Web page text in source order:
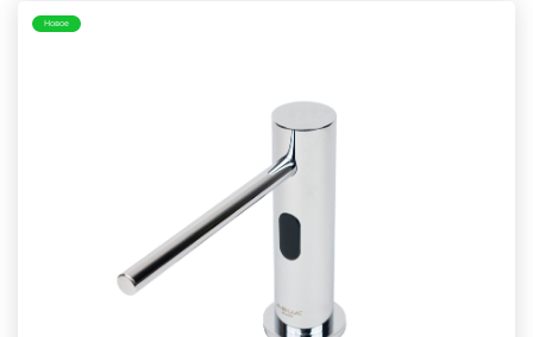
Новое